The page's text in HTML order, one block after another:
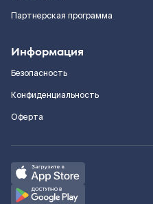
Партнерская программа
Информация
Безопасность
Конфиденциальность
Оферта